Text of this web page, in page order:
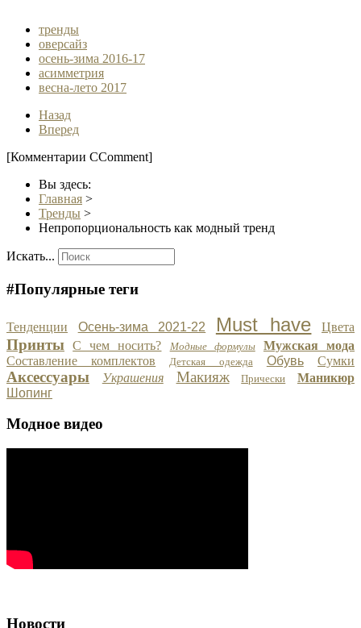
тренды
оверсайз
осень-зима 2016-17
асимметрия
весна-лето 2017
Назад
Вперед
[Комментарии CComment]
Вы здесь:
Главная >
Тренды >
Непропорциональность как модный тренд
Искать...
#Популярные теги
Тенденции Осень-зима 2021-22 Must have Цвета
Принты С чем носить? Модные формулы
Мужская мода
Составление комплектов
Детская одежда Обувь Сумки
Аксессуары Украшения Макияж Прически
Маникюр
Шопинг
Модное видео
Новости